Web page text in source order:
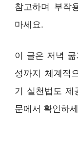
참고하며 부작
마세요.
이 글은 저녁
성까지 체계적
기 실천법도 제
문에서 확인하